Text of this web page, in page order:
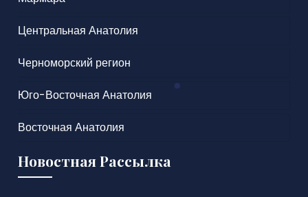
Центральная Анатолия
Черноморский регион
Юго-Восточная Анатолия
Восточная Анатолия
Новостная Рассылка